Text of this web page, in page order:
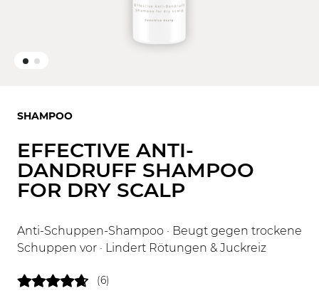
SHAMPOO
EFFECTIVE ANTI-
DANDRUFF SHAMPOO
FOR DRY SCALP
Anti-Schuppen-Shampoo · Beugt gegen trockene
Schuppen vor · Lindert Rötungen & Juckreiz
(6)